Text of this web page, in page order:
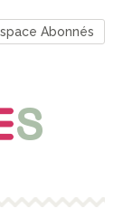
Abonnés